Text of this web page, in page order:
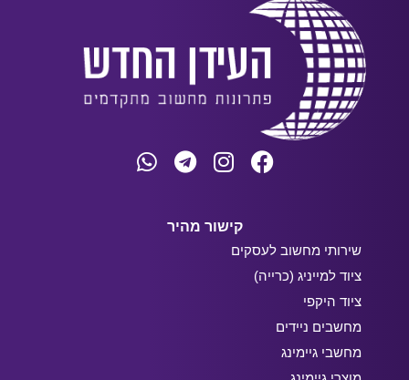
קישור מהיר
שירותי מחשוב לעסקים
ציוד למייניג (כרייה)
ציוד היקפי
מחשבים ניידים
מחשבי גיימינג